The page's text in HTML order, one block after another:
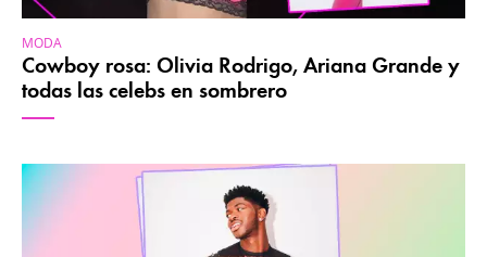
MODA
Cowboy rosa: Olivia Rodrigo, Ariana Grande y
todas las celebs en sombrero